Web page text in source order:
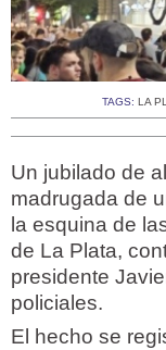
TAGS: LA
Un jubilado de
madrugada de
la esquina de
de La Plata,
presidente
policiales.
El hecho se